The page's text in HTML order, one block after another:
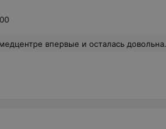
работает быстро, очередей нет. Специалисты очень компетентные, помогли мне и ответили на все мои вопросы. Спасибо